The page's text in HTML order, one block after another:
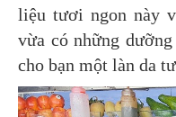
liệu tươi ngon này
vừa có những
cho bạn một làn da